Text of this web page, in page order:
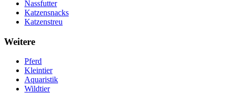
Nassfutter
Katzensnacks
Katzenstreu
Weitere
Pferd
Kleintier
Aquaristik
Wildtier